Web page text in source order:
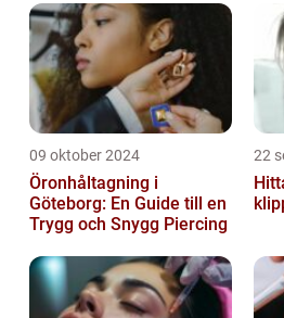
09 oktober 2024
Öronhåltagning i
Göteborg: En Guide till en
Trygg och Snygg Piercing
22